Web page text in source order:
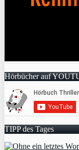
Hörbücher auf
TIPP des Tages